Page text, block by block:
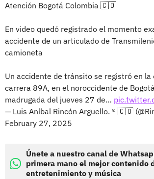
Atención Bogotá Colombia 🇨🇴
En video quedó registrado el momento
accidente de un articulado de
camioneta
Un accidente de tránsito se registró en la
carrera 89A, en el noroccidente de
madrugada del jueves 27 de…
— Luis Aníbal Rincón Arguello. ® 🇨🇴
February 27, 2025
Únete a nuestro canal de
primera mano el mejor contenido
entretenimiento y música